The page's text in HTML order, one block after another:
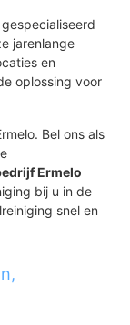
jarenlange
en
oplossing voor
Bel ons als
Ermelo
bij u in de
snel en